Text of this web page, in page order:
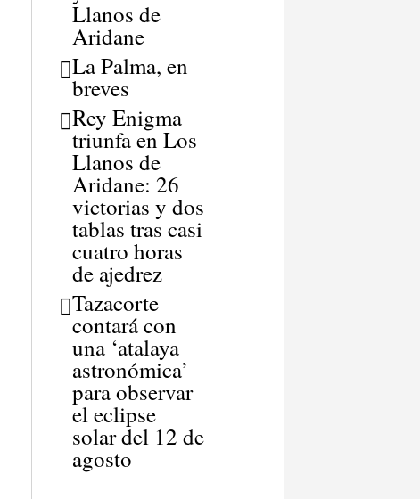
Llanos de
Aridane
La Palma, en
breves
Rey Enigma
triunfa en Los
Llanos de
Aridane: 26
victorias y dos
tablas tras casi
cuatro horas
de ajedrez
Tazacorte
contará con
una ‘atalaya
astronómica’
para observar
el eclipse
solar del 12 de
agosto